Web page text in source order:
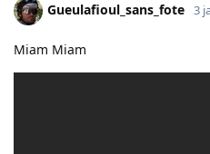
Gueulafioul_sans_fote 3
Miam Miam